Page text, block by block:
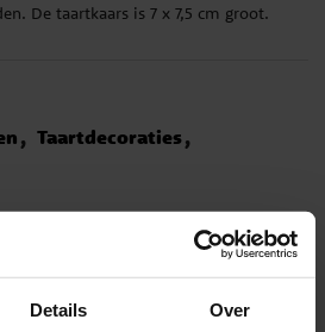
Details Over
De taartkaars is 7 x 7,5 cm groot.
Taartdecoraties
kochten ook